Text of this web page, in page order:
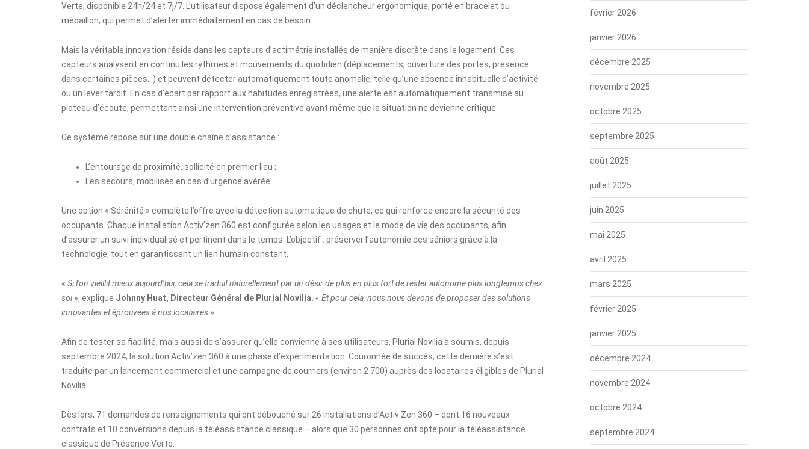
Verte, disponible 24h/24 et 7j/7. L’utilisateur dispose également d’un déclencheur ergonomique, porté en bracelet ou
médaillon, qui permet d’alerter immédiatement en cas de besoin.
Mais la véritable innovation réside dans les capteurs d’actimétrie installés de manière discrète dans le logement. Ces
capteurs analysent en continu les rythmes et mouvements du quotidien (déplacements, ouverture des portes, présence
dans certaines pièces…) et peuvent détecter automatiquement toute anomalie, telle qu’une absence inhabituelle d’activité
ou un lever tardif. En cas d’écart par rapport aux habitudes enregistrées, une alerte est automatiquement transmise au
plateau d’écoute, permettant ainsi une intervention préventive avant même que la situation ne devienne critique.
Ce système repose sur une double chaîne d’assistance :
L’entourage de proximité, sollicité en premier lieu ;
Les secours, mobilisés en cas d’urgence avérée.
Une option « Sérénité » complète l’offre avec la détection automatique de chute, ce qui renforce encore la sécurité des
occupants. Chaque installation Activ’zen 360 est configurée selon les usages et le mode de vie des occupants, afin
d’assurer un suivi individualisé et pertinent dans le temps. L’objectif : préserver l’autonomie des séniors grâce à la
technologie, tout en garantissant un lien humain constant.
« Si l’on vieillit mieux aujourd’hui, cela se traduit naturellement par un désir de plus en plus fort de rester autonome plus longtemps chez
soi », explique Johnny Huat, Directeur Général de Plurial Novilia. « Et pour cela, nous nous devons de proposer des solutions
innovantes et éprouvées à nos locataires ».
Afin de tester sa fiabilité, mais aussi de s’assurer qu’elle convienne à ses utilisateurs, Plurial Novilia a soumis, depuis
septembre 2024, la solution Activ’zen 360 à une phase d’expérimentation. Couronnée de succès, cette dernière s’est
traduite par un lancement commercial et une campagne de courriers (environ 2 700) auprès des locataires éligibles de Plurial
Novilia.
Dès lors, 71 demandes de renseignements qui ont débouché sur 26 installations d’Activ Zen 360 – dont 16 nouveaux
contrats et 10 conversions depuis la téléassistance classique – alors que 30 personnes ont opté pour la téléassistance
classique de Présence Verte.
février 2026
janvier 2026
décembre 2025
novembre 2025
octobre 2025
septembre 2025
août 2025
juillet 2025
juin 2025
mai 2025
avril 2025
mars 2025
février 2025
janvier 2025
décembre 2024
novembre 2024
octobre 2024
septembre 2024